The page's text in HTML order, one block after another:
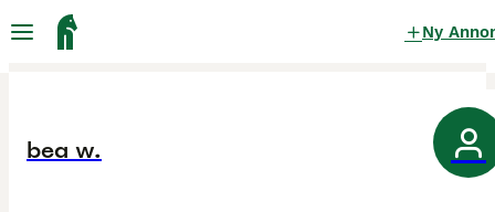
Ny
bea w.